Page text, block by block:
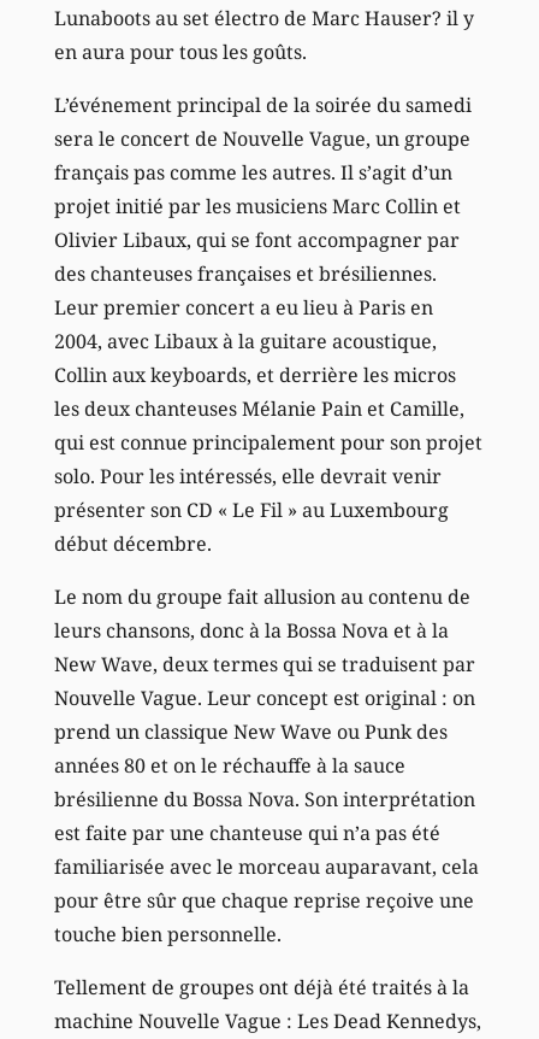
Lunaboots au set électro de Marc Hauser? il y
en aura pour tous les goûts.
L’événement principal de la soirée du samedi
sera le concert de Nouvelle Vague, un groupe
français pas comme les autres. Il s’agit d’un
projet initié par les musiciens Marc Collin et
Olivier Libaux, qui se font accompagner par
des chanteuses françaises et brésiliennes.
Leur premier concert a eu lieu à Paris en
2004, avec Libaux à la guitare acoustique,
Collin aux keyboards, et derrière les micros
les deux chanteuses Mélanie Pain et Camille,
qui est connue principalement pour son projet
solo. Pour les intéressés, elle devrait venir
présenter son CD « Le Fil » au Luxembourg
début décembre.
Le nom du groupe fait allusion au contenu de
leurs chansons, donc à la Bossa Nova et à la
New Wave, deux termes qui se traduisent par
Nouvelle Vague. Leur concept est original : on
prend un classique New Wave ou Punk des
années 80 et on le réchauffe à la sauce
brésilienne du Bossa Nova. Son interprétation
est faite par une chanteuse qui n’a pas été
familiarisée avec le morceau auparavant, cela
pour être sûr que chaque reprise reçoive une
touche bien personnelle.
Tellement de groupes ont déjà été traités à la
machine Nouvelle Vague : Les Dead Kennedys,